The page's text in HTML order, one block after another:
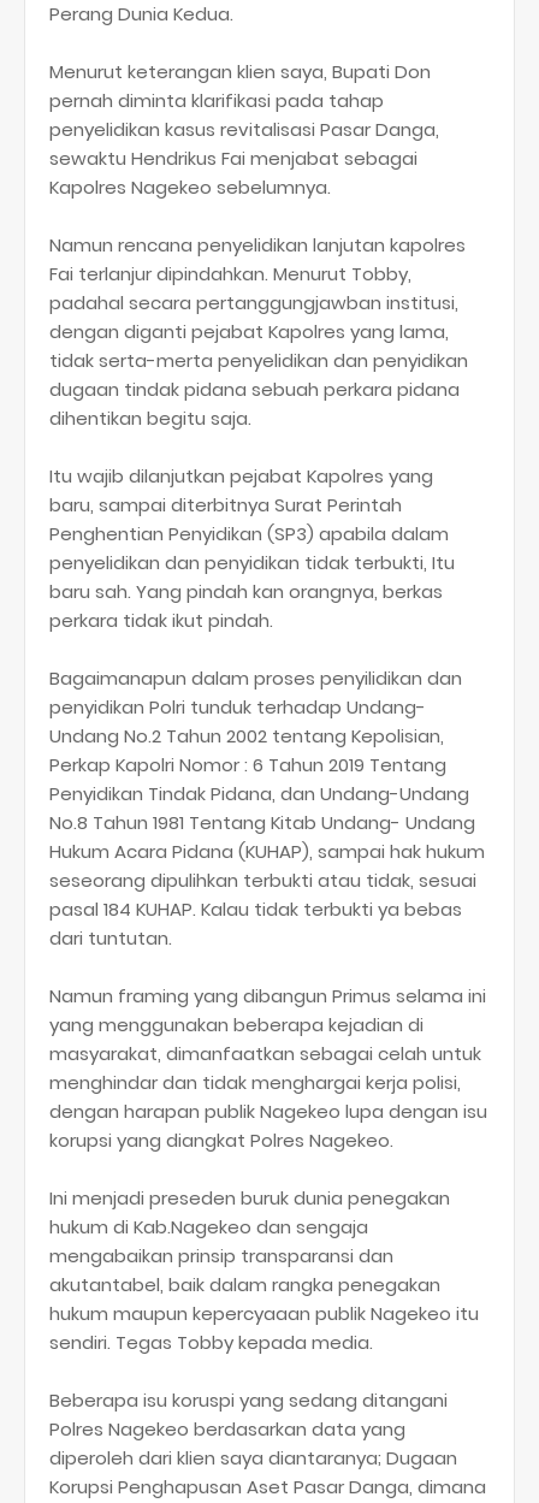
Perang Dunia Kedua.
Menurut keterangan klien saya, Bupati Don
pernah diminta klarifikasi pada tahap
penyelidikan kasus revitalisasi Pasar Danga,
sewaktu Hendrikus Fai menjabat sebagai
Kapolres Nagekeo sebelumnya.
Namun rencana penyelidikan lanjutan kapolres
Fai terlanjur dipindahkan. Menurut Tobby,
padahal secara pertanggungjawban institusi,
dengan diganti pejabat Kapolres yang lama,
tidak serta-merta penyelidikan dan penyidikan
dugaan tindak pidana sebuah perkara pidana
dihentikan begitu saja.
Itu wajib dilanjutkan pejabat Kapolres yang
baru, sampai diterbitnya Surat Perintah
Penghentian Penyidikan (SP3) apabila dalam
penyelidikan dan penyidikan tidak terbukti, Itu
baru sah. Yang pindah kan orangnya, berkas
perkara tidak ikut pindah.
Bagaimanapun dalam proses penyilidikan dan
penyidikan Polri tunduk terhadap Undang-
Undang No.2 Tahun 2002 tentang Kepolisian,
Perkap Kapolri Nomor : 6 Tahun 2019 Tentang
Penyidikan Tindak Pidana, dan Undang-Undang
No.8 Tahun 1981 Tentang Kitab Undang- Undang
Hukum Acara Pidana (KUHAP), sampai hak hukum
seseorang dipulihkan terbukti atau tidak, sesuai
pasal 184 KUHAP. Kalau tidak terbukti ya bebas
dari tuntutan.
Namun framing yang dibangun Primus selama ini
yang menggunakan beberapa kejadian di
masyarakat, dimanfaatkan sebagai celah untuk
menghindar dan tidak menghargai kerja polisi,
dengan harapan publik Nagekeo lupa dengan isu
korupsi yang diangkat Polres Nagekeo.
Ini menjadi preseden buruk dunia penegakan
hukum di Kab.Nagekeo dan sengaja
mengabaikan prinsip transparansi dan
akutantabel, baik dalam rangka penegakan
hukum maupun kepercyaaan publik Nagekeo itu
sendiri. Tegas Tobby kepada media.
Beberapa isu koruspi yang sedang ditangani
Polres Nagekeo berdasarkan data yang
diperoleh dari klien saya diantaranya; Dugaan
Korupsi Penghapusan Aset Pasar Danga, dimana